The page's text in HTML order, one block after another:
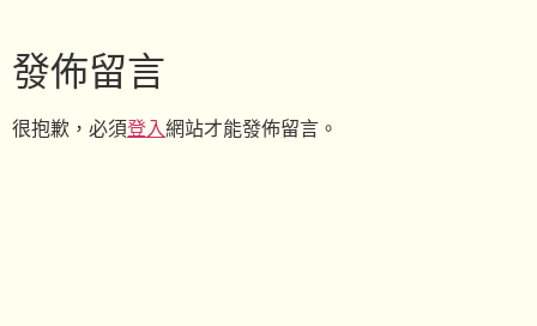
發佈留言
很抱歉，必須登入網站才能發佈留言。